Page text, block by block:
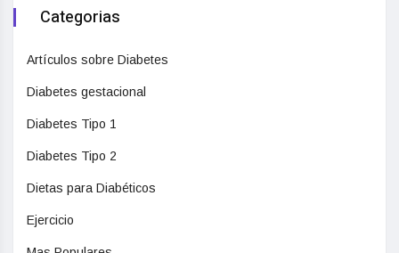
Categorias
Artículos sobre Diabetes
Diabetes gestacional
Diabetes Tipo 1
Diabetes Tipo 2
Dietas para Diabéticos
Ejercicio